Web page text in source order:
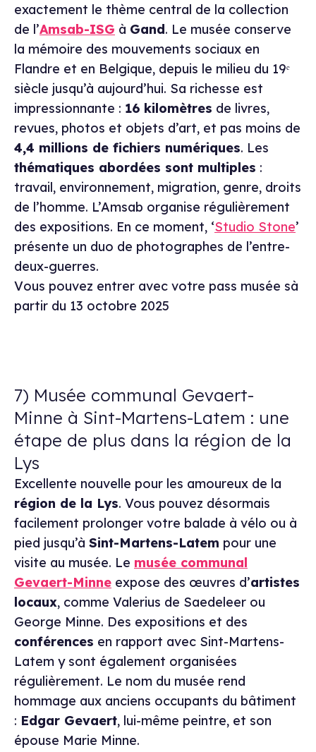
exactement le thème central de la collection
de l’Amsab-ISG à Gand. Le musée conserve
la mémoire des mouvements sociaux en
Flandre et en Belgique, depuis le milieu du 19ᵉ
siècle jusqu’à aujourd’hui. Sa richesse est
impressionnante : 16 kilomètres de livres,
revues, photos et objets d’art, et pas moins de
4,4 millions de fichiers numériques. Les
thématiques abordées sont multiples :
travail, environnement, migration, genre, droits
de l’homme. L’Amsab organise régulièrement
des expositions. En ce moment, ‘Studio Stone’
présente un duo de photographes de l’entre-
deux-guerres.
Vous pouvez entrer avec votre pass musée sà
partir du 13 octobre 2025
7) Musée communal Gevaert-
Minne à Sint-Martens-Latem : une
étape de plus dans la région de la
Lys
Excellente nouvelle pour les amoureux de la
région de la Lys. Vous pouvez désormais
facilement prolonger votre balade à vélo ou à
pied jusqu’à Sint-Martens-Latem pour une
visite au musée. Le musée communal
Gevaert-Minne expose des œuvres d’artistes
locaux, comme Valerius de Saedeleer ou
George Minne. Des expositions et des
conférences en rapport avec Sint-Martens-
Latem y sont également organisées
régulièrement. Le nom du musée rend
hommage aux anciens occupants du bâtiment
: Edgar Gevaert, lui-même peintre, et son
épouse Marie Minne.